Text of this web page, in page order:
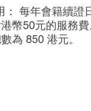
： 每年會籍續證
幣50元的服務
為 850 港元。